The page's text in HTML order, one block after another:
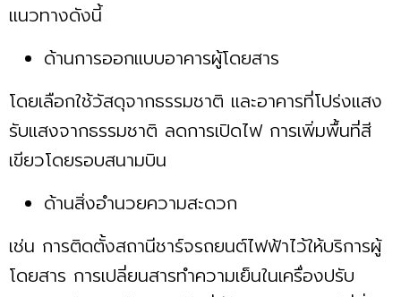
แนวทางดังนี้
ด้านการออกแบบอาคารผู้โดยสาร
โดยเลือกใช้วัสดุจากธรรมชาติ และอาคารที่โปร่งแสง
รับแสงจากธรรมชาติ ลดการเปิดไฟ การเพิ่มพื้นที่สี
เขียวโดยรอบสนามบิน
ด้านสิ่งอำนวยความสะดวก
เช่น การติดตั้งสถานีชาร์จรถยนต์ไฟฟ้าไว้ให้บริการผู้
โดยสาร การเปลี่ยนสารทำความเย็นในเครื่องปรับ